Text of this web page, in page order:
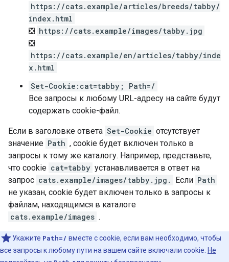
https://cats.example/articles/breeds/tabby/
index.html
❎ https://cats.example/images/tabby.jpg
❎
https://cats.example/en/articles/tabby/inde
x.html
Set-Cookie:cat=tabby; Path=/
Все запросы к любому URL-адресу на сайте будут
содержать cookie-файл.
Если в заголовке ответа Set-Cookie отсутствует
значение Path , cookie будет включен только в
запросы к тому же каталогу. Например, представьте,
что cookie cat=tabby устанавливается в ответ на
запрос cats.example/images/tabby.jpg. Если Path
не указан, cookie будет включен только в запросы к
файлам, находящимся в каталоге
cats.example/images .
Укажите Path=/ вместе с cookie, если вам необходимо, чтобы
все запросы к любому пути на вашем сайте включали cookie. Не